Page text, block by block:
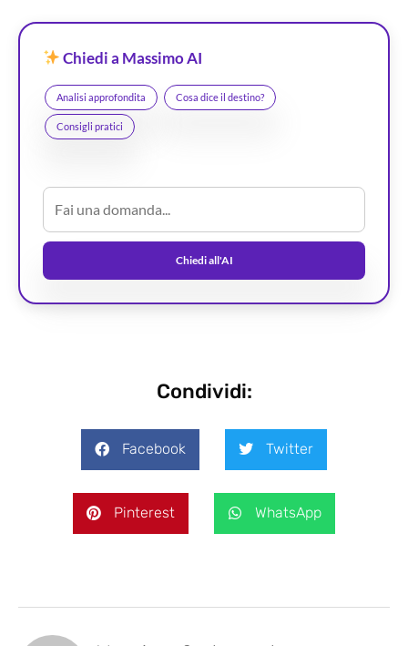
Chiedi a Massimo AI
Analisi approfondita Cosa dice il destino?
Consigli pratici
Chiedi all'AI
Condividi:
Facebook Twitter
Pinterest WhatsApp